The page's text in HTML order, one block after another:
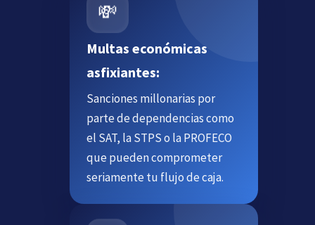
💸
Multas económicas
asfixiantes:
Sanciones millonarias por
parte de dependencias como
el SAT, la STPS o la PROFECO
que pueden comprometer
seriamente tu flujo de caja.